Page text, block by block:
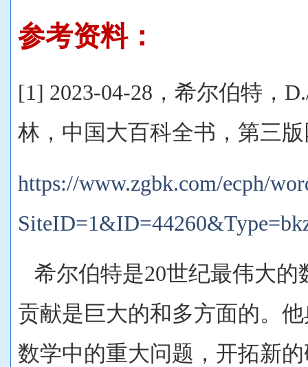
参考资料：
[1] 2023-04-28，希尔伯特，
林，中国大百科全书，第三
https://www.zgbk.com/ecph/
希尔伯特是20世纪最伟大的
贡献是巨大的和多方面的。
数学中的重大问题，开拓新